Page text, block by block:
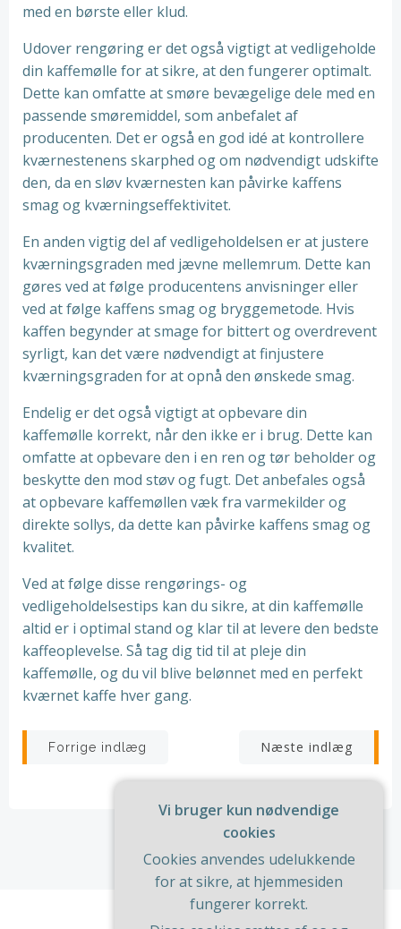
med en børste eller klud.
Udover rengøring er det også vigtigt at vedligeholde
din kaffemølle for at sikre, at den fungerer optimalt.
Dette kan omfatte at smøre bevægelige dele med en
passende smøremiddel, som anbefalet af
producenten. Det er også en god idé at kontrollere
kværnestenens skarphed og om nødvendigt udskifte
den, da en sløv kværnesten kan påvirke kaffens
smag og kværningseffektivitet.
En anden vigtig del af vedligeholdelsen er at justere
kværningsgraden med jævne mellemrum. Dette kan
gøres ved at følge producentens anvisninger eller
ved at følge kaffens smag og bryggemetode. Hvis
kaffen begynder at smage for bittert og overdrevent
syrligt, kan det være nødvendigt at finjustere
kværningsgraden for at opnå den ønskede smag.
Endelig er det også vigtigt at opbevare din
kaffemølle korrekt, når den ikke er i brug. Dette kan
omfatte at opbevare den i en ren og tør beholder og
beskytte den mod støv og fugt. Det anbefales også
at opbevare kaffemøllen væk fra varmekilder og
direkte sollys, da dette kan påvirke kaffens smag og
kvalitet.
Ved at følge disse rengørings- og
vedligeholdelsestips kan du sikre, at din kaffemølle
altid er i optimal stand og klar til at levere den bedste
kaffeoplevelse. Så tag dig tid til at pleje din
kaffemølle, og du vil blive belønnet med en perfekt
kværnet kaffe hver gang.
Indlægsnavigation
Forrige indlæg Næste indlæg
Vi bruger kun nødvendige
cookies
Cookies anvendes udelukkende
for at sikre, at hjemmesiden
fungerer korrekt.